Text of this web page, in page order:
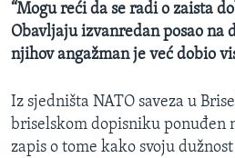
PRATITE NAS
Jezici
“Mogu reći da se radi o zaista
Obavljaju izvanredan posao na
njihov angažman je već dobio
Iz sjedništa NATO saveza u
briselskom dopisniku ponuđen
zapis o tome kako svoju